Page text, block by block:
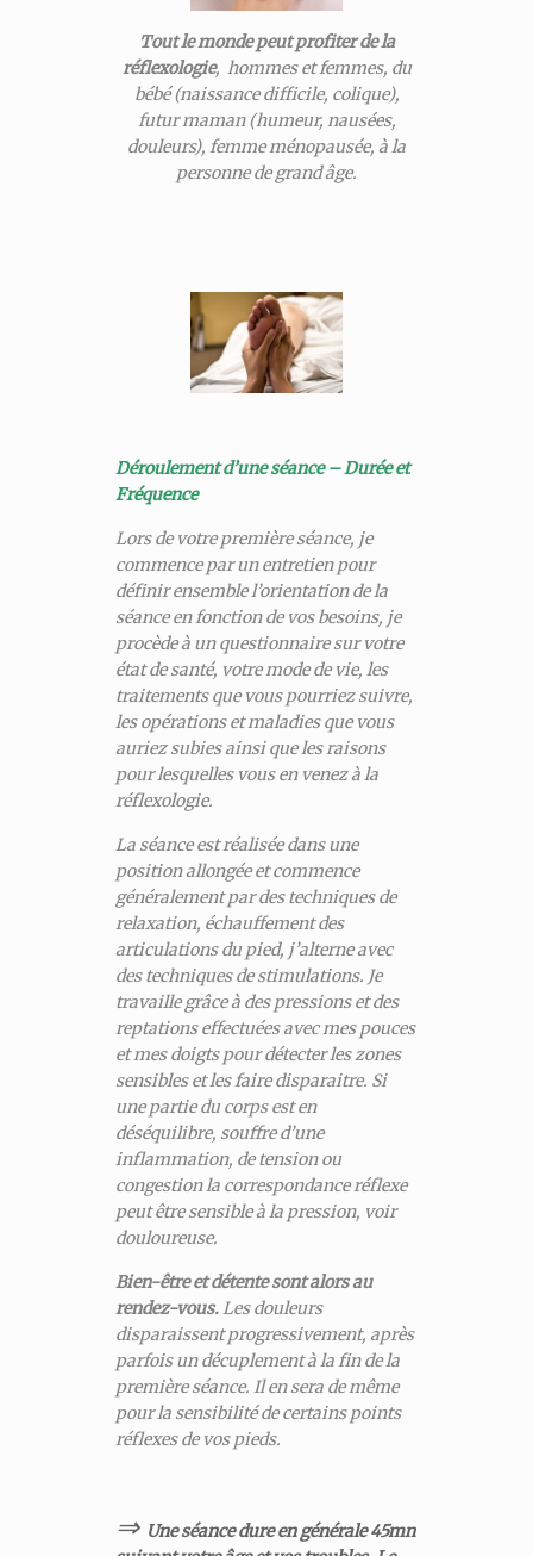
Tout le monde peut profiter de la
réflexologie, hommes et femmes, du
bébé (naissance difficile, colique),
futur maman (humeur, nausées,
douleurs), femme ménopausée, à la
personne de grand âge.
Déroulement d’une séance – Durée et
Fréquence
Lors de votre première séance, je
commence par un entretien pour
définir ensemble l’orientation de la
séance en fonction de vos besoins, je
procède à un questionnaire sur votre
état de santé, votre mode de vie, les
traitements que vous pourriez suivre,
les opérations et maladies que vous
auriez subies ainsi que les raisons
pour lesquelles vous en venez à la
réflexologie.
La séance est réalisée dans une
position allongée et commence
généralement par des techniques de
relaxation, échauffement des
articulations du pied, j’alterne avec
des techniques de stimulations. Je
travaille grâce à des pressions et des
reptations effectuées avec mes pouces
et mes doigts pour détecter les zones
sensibles et les faire disparaitre. Si
une partie du corps est en
déséquilibre, souffre d’une
inflammation, de tension ou
congestion la correspondance réflexe
peut être sensible à la pression, voir
douloureuse.
Bien-être et détente sont alors au
rendez-vous.Les douleurs
disparaissent progressivement, après
parfois un décuplement à la fin de la
première séance. Il en sera de même
pour la sensibilité de certains points
réflexes de vos pieds.
⇒ Une séance dure en générale 45mn